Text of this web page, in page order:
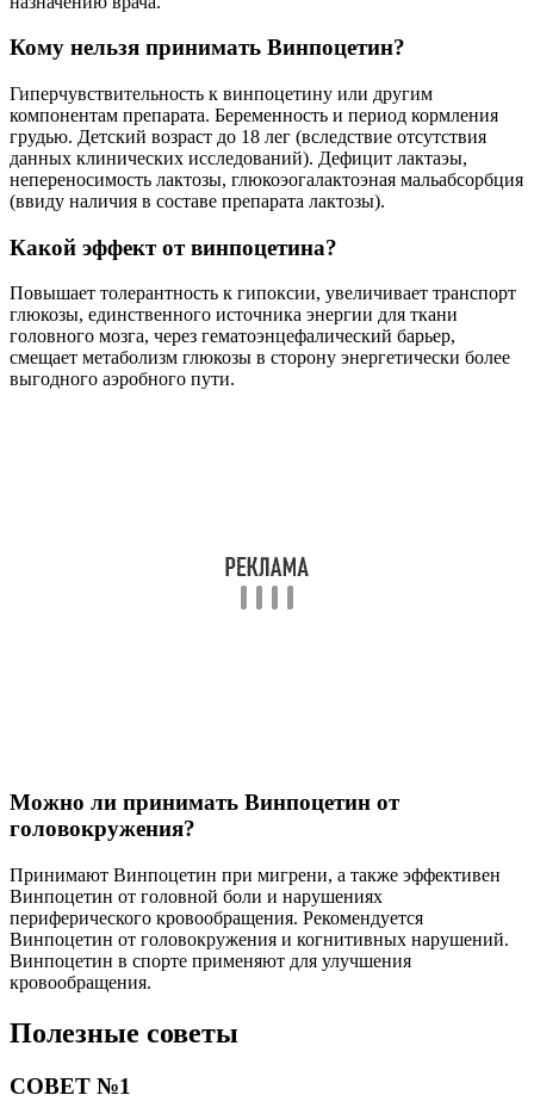
Кому нельзя принимать Винпоцетин?
Гиперчувствительность к винпоцетину или другим
компонентам препарата. Беременность и период кормления
грудью. Детский возраст до 18 лег (вследствие отсутствия
данных клинических исследований). Дефицит лактаэы,
непереносимость лактозы, глюкоэогалактоэная мальабсорбция
(ввиду наличия в составе препарата лактозы).
Какой эффект от винпоцетина?
Повышает толерантность к гипоксии, увеличивает транспорт
глюкозы, единственного источника энергии для ткани
головного мозга, через гематоэнцефалический барьер,
смещает метаболизм глюкозы в сторону энергетически более
выгодного аэробного пути.
Можно ли принимать Винпоцетин от
головокружения?
Принимают Винпоцетин при мигрени, а также эффективен
Винпоцетин от головной боли и нарушениях
периферического кровообращения. Рекомендуется
Винпоцетин от головокружения и когнитивных нарушений.
Винпоцетин в спорте применяют для улучшения
кровообращения.
Полезные советы
СОВЕТ №1